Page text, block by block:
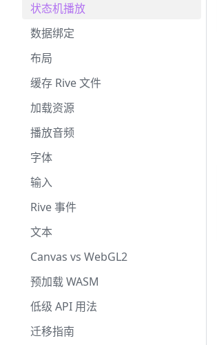
状态机播放
数据绑定
布局
缓存 Rive 文件
加载资源
播放音频
字体
输入
Rive 事件
文本
Canvas vs WebGL2
预加载 WASM
低级 API 用法
迁移指南